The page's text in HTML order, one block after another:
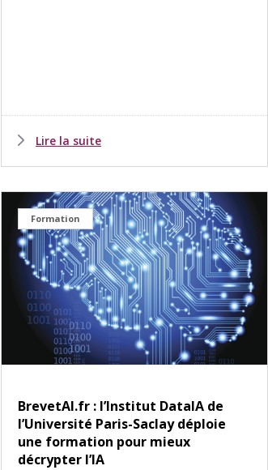
Lire la suite
Formation
BrevetAI.fr : l’Institut DataIA de
l’Université Paris-Saclay déploie
une formation pour mieux
décrypter l’IA